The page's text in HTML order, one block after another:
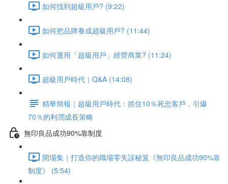
如何找到超級用戶? (9:22)
如何把品牌養成超級用戶? (11:44)
如何運用「超級用戶」經營商業? (11:24)
超級用戶時代｜Q&A (14:08)
精華簡報｜超級用戶時代：抓住10％死忠客戶，引爆
70％的利潤成長策略
無印良品成功90%靠制度
開場集｜打造你的職場零失誤秘笈《無印良品成功90%靠
制度》 (5:54)